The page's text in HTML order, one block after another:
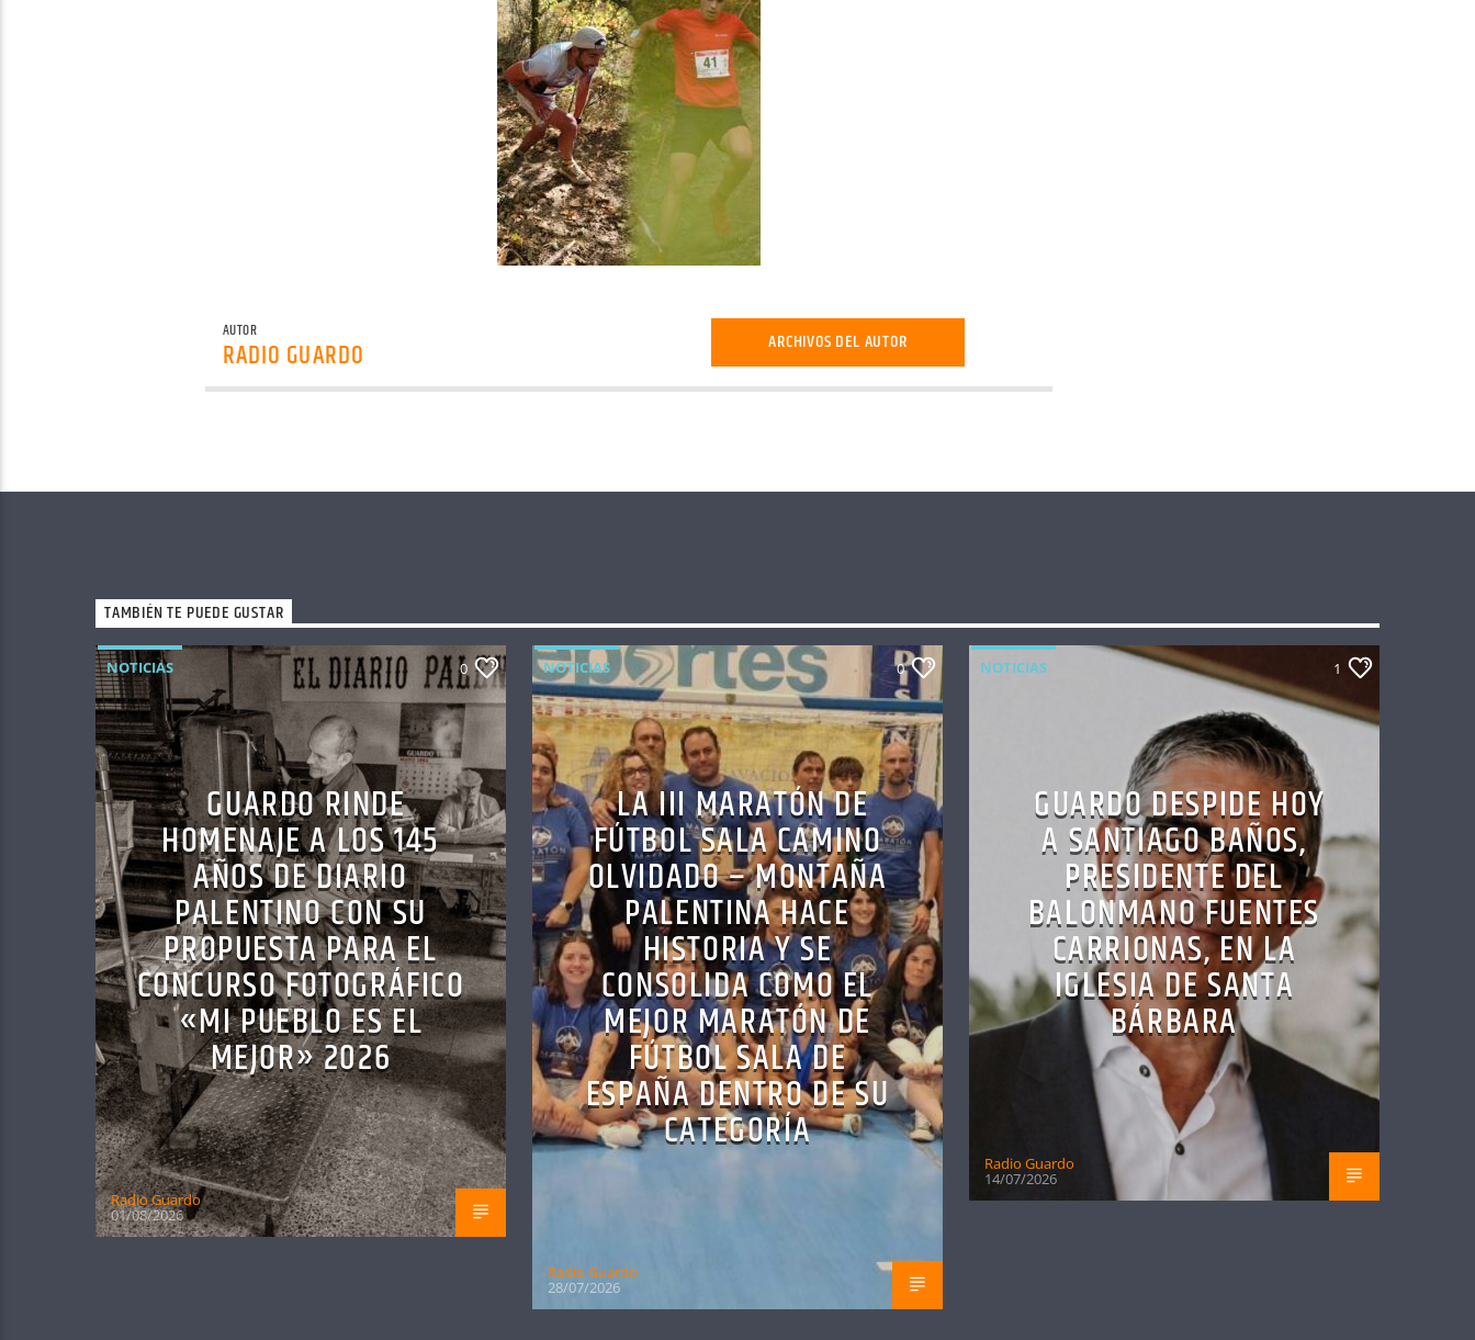
AUTOR
RADIO GUARDO ARCHIVOS DEL AUTOR
TAMBIÉN TE PUEDE GUSTAR
NOTICIAS 0
GUARDO RINDE
HOMENAJE A LOS 145
AÑOS DE DIARIO
PALENTINO CON SU
PROPUESTA PARA EL
CONCURSO FOTOGRÁFICO
«MI PUEBLO ES EL
MEJOR» 2026
Radio Guardo
01/08/2026
NOTICIAS 0
LA III MARATÓN DE
FÚTBOL SALA CAMINO
OLVIDADO – MONTAÑA
PALENTINA HACE
HISTORIA Y SE
CONSOLIDA COMO EL
MEJOR MARATÓN DE
FÚTBOL SALA DE
ESPAÑA DENTRO DE SU
CATEGORÍA
Radio Guardo
28/07/2026
NOTICIAS 1
GUARDO DESPIDE HOY
A SANTIAGO BAÑOS,
PRESIDENTE DEL
BALONMANO FUENTES
CARRIONAS, EN LA
IGLESIA DE SANTA
BÁRBARA
Radio Guardo
14/07/2026